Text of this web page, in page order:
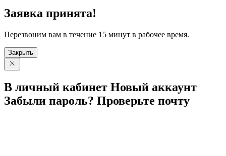
Заявка принята!
Перезвоним вам в течение 15 минут в рабочее время.
Закрыть
В личный кабинет Новый аккаунт
Забыли пароль? Проверьте почту